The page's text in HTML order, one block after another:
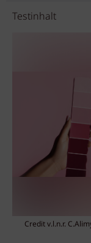
Testinhalt
Credit v.l.n.r.